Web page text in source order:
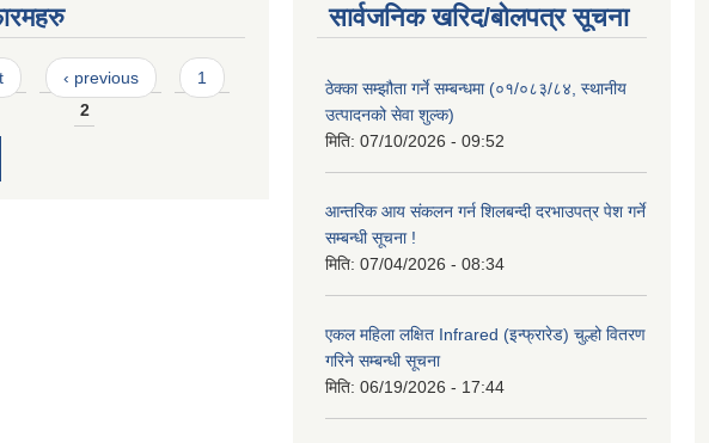
‹ previous
1
2
सार्वजनिक खरिद/बोलपत्र सूचना
ठेक्का सम्झौता गर्ने सम्बन्धमा (०१/०८३/८४, स्थानीय
उत्पादनको सेवा शुल्क)
मिति: 07/10/2026 - 09:52
आन्तरिक आय संकलन गर्न शिलबन्दी दरभाउपत्र पेश गर्ने
सम्बन्धी सूचना !
मिति: 07/04/2026 - 08:34
एकल महिला लक्षित Infrared (इन्फ्रारेड) चुल्हो वितरण
गरिने सम्बन्धी सूचना
मिति: 06/19/2026 - 17:44